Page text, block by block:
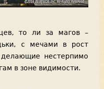
то ли за магов –
с мечами в рост
нестерпимо
в зоне видимости.